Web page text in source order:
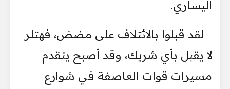
اليساري.
لقد قبلوا بالائتلاف على مضض، فهتلر
لا يقبل بأي شريك، وقد أصبح يتقدم
مسيرات قوات العاصفة في شوارع